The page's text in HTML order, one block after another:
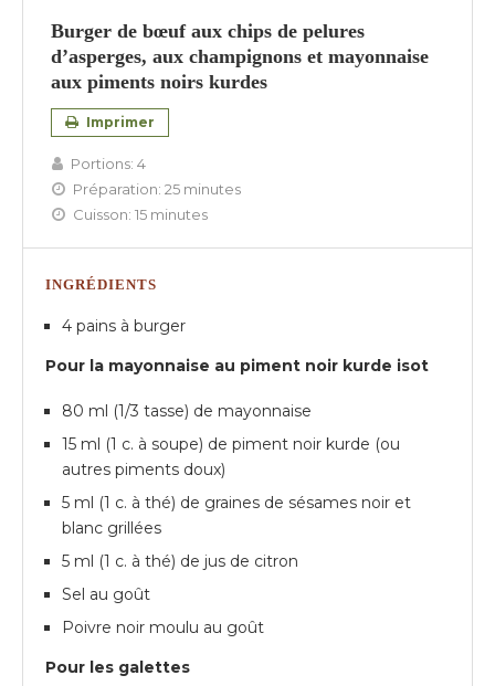
Burger de bœuf aux chips de pelures
d’asperges, aux champignons et mayonnaise
aux piments noirs kurdes
Imprimer
Portions: 4
Préparation: 25 minutes
Cuisson: 15 minutes
INGRÉDIENTS
4 pains à burger
Pour la mayonnaise au piment noir kurde isot
80 ml (1/3 tasse) de mayonnaise
15 ml (1 c. à soupe) de piment noir kurde (ou
autres piments doux)
5 ml (1 c. à thé) de graines de sésames noir et
blanc grillées
5 ml (1 c. à thé) de jus de citron
Sel au goût
Poivre noir moulu au goût
Pour les galettes